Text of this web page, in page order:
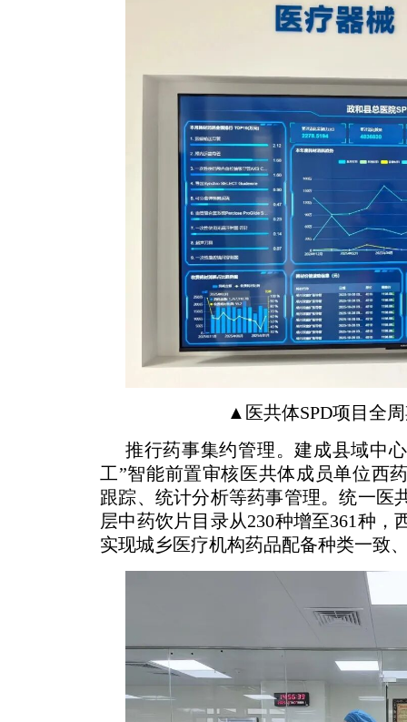
▲医共体SPD项目全
推行药事集约管理。建成县域中
工”智能前置审核医共体成员单位西
跟踪、统计分析等药事管理。统一医
层中药饮片目录从230种增至361种，
实现城乡医疗机构药品配备种类一致